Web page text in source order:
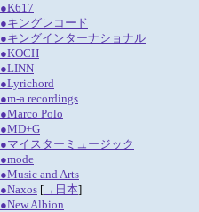
●K617
●キングレコード
●キングインターナショナル
●KOCH
●LINN
●Lyrichord
●m-a recordings
●Marco Polo
●MD+G
●マイスターミュージック
●mode
●Music and Arts
●Naxos [→日本]
●New Albion